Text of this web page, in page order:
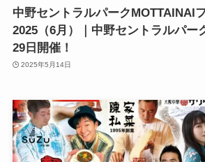
中野セントラルパークMOTTAINAI
2025（6月）｜中野セントラルパー
29日開催！
2025年5月14日